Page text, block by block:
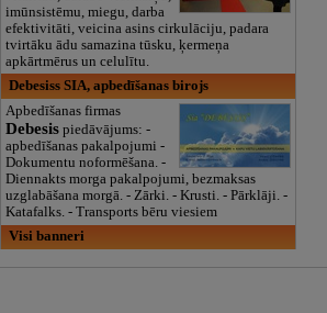
imūnsistēmu, miegu, darba
efektivitāti, veicina asins cirkulāciju, padara
tvirtāku ādu samazina tūsku, ķermeņa
apkārtmērus un celulītu.
Debesiss SIA, apbedīšanas birojs
Apbedīšanas firmas
Debesis piedāvājums: -
apbedīšanas pakalpojumi -
Dokumentu noformēšana. -
Diennakts morga pakalpojumi, bezmaksas
uzglabāšana morgā. - Zārki. - Krusti. - Pārklāji. -
Katafalks. - Transports bēru viesiem
Visi banneri